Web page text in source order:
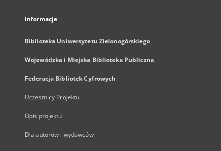
Informacje
Biblioteka Uniwersytetu Zielonogórskiego
Wojewódzka i Miejska Biblioteka Publiczna
Federacja Bibliotek Cyfrowych
Uczestnicy Projektu
Opis projektu
Dla autorów i wydawców